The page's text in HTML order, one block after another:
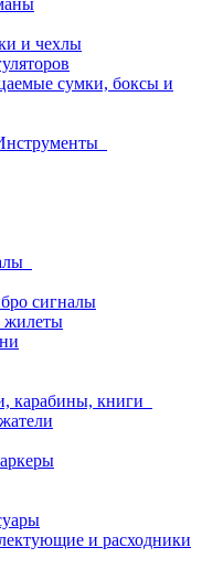
и чехлы
сумки, боксы и
сигналы
жилеты
карабины, книги
и расходники